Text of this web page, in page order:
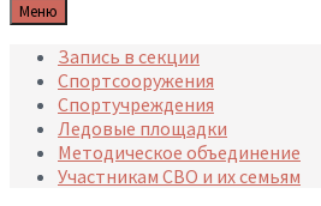
Меню
Запись в секции
Спортсооружения
Спортучреждения
Ледовые площадки
Методическое объединение
Участникам СВО и их семьям